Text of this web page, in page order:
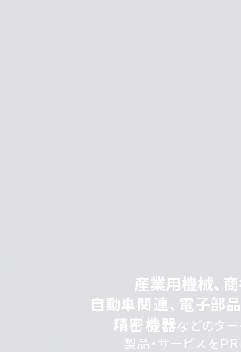
産業用機械、商
自動車関連、電子部品
精密機器などのター
製品・サービスを